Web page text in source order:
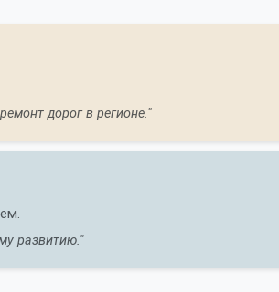
дорог в регионе."
развитию."